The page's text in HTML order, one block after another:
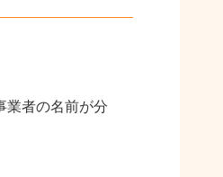
業者の名前が分